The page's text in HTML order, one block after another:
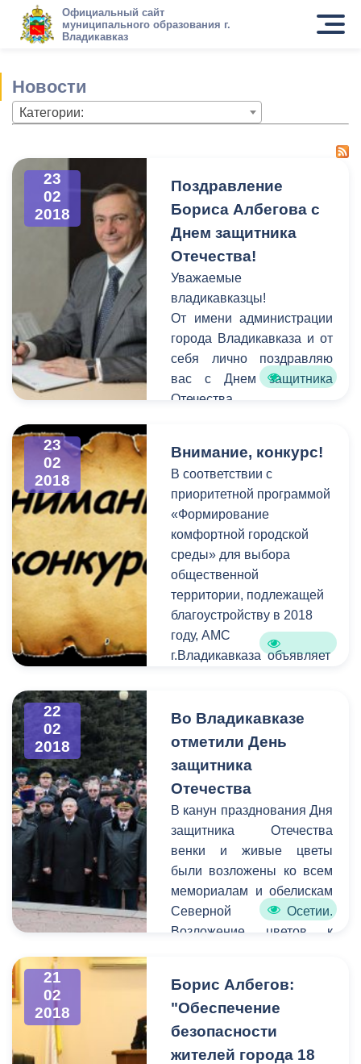
Официальный сайт
муниципального образования г.
Владикавказ
Новости
Категории:
23
02
2018
Поздравление
Бориса Албегова с
Днем защитника
Отечества!
Уважаемые
владикавказцы!
От имени администрации
города Владикавказа и от
себя лично поздравляю
вас с Днем защитника
Отечества.
23
02
2018
Внимание, конкурс!
В соответствии с
приоритетной программой
«Формирование
комфортной городской
среды» для выбора
общественной
территории, подлежащей
благоустройству в 2018
году, АМС
г.Владикавказа объявляет
и отдыха
им.К.Л.Хетагурова.
22
02
2018
Во Владикавказе
отметили День
защитника
Отечества
В канун празднования Дня
защитника Отечества
венки и живые цветы
были возложены ко всем
мемориалам и обелискам
Северной Осетии.
Возложение цветов к
защищавшим родину,
давно стало доброй
традицией в нашей
стране, в том числе и в
21
02
2018
Борис Албегов:
"Обеспечение
безопасности
жителей города 18